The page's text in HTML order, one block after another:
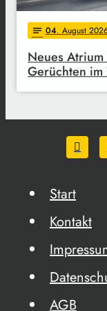
notes 04. August
Neues
Gerüchten im
Start
Kontakt
AGB